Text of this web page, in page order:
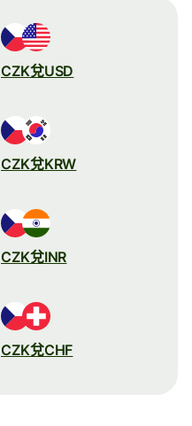
CZK兌USD
CZK兌KRW
CZK兌INR
CZK兌CHF